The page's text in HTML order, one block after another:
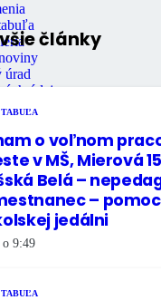
články
TABUĽA
o voľnom
v MŠ, Mierová
Belá –
–
jedálni
o 9:49
TABUĽA
úrad
údajov
úrad
priestorov
podpisov
úrad
dane
mesta
informačné